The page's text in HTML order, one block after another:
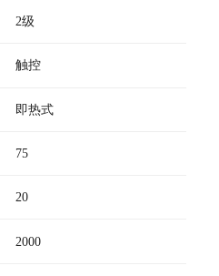
2级
触控
即热式
75
20
2000